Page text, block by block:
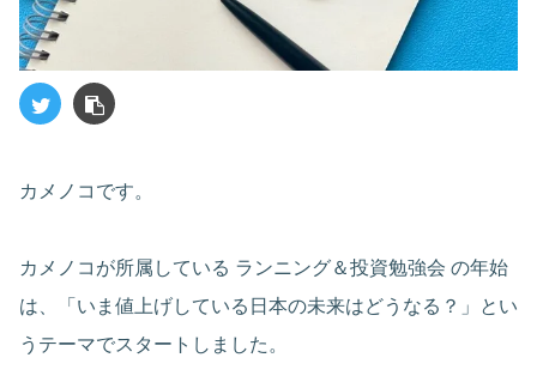
カメノコです。
カメノコが所属している ランニング＆投資勉強会 の年始
は、「いま値上げしている日本の未来はどうなる？」とい
うテーマでスタートしました。